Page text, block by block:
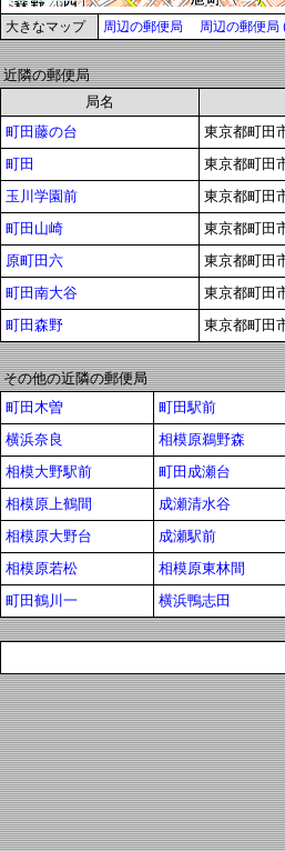
大きなマップ 周辺の郵便局 周辺の郵便局
近隣の郵便局
局名
町田藤の台
東京都町田
町田
東京都町田
玉川学園前
東京都町田
町田山崎
東京都町田
原町田六
東京都町田
町田南大谷
東京都町田
町田森野
東京都町田
その他の近隣の郵便局
町田木曽
町田駅前
横浜奈良
相模原鵜野森
相模大野駅前
町田成瀬台
相模原上鶴間
成瀬清水谷
相模原大野台
成瀬駅前
相模原若松
相模原東林間
町田鶴川一
横浜鴨志田